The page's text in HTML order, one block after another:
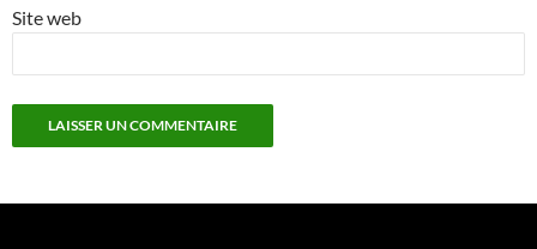
Site web